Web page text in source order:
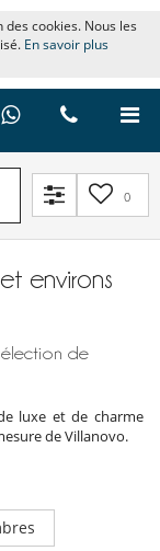
cookies. Nous les
En savoir plus
0
environs
de
luxe et de charme
de Villanovo.